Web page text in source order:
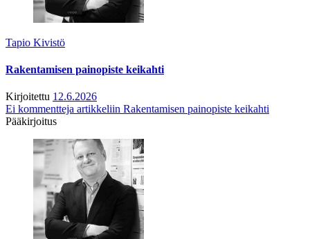
Tapio Kivistö
Rakentamisen painopiste keikahti
Kirjoitettu 12.6.2026
Ei kommentteja artikkeliin Rakentamisen painopiste keikahti
Pääkirjoitus